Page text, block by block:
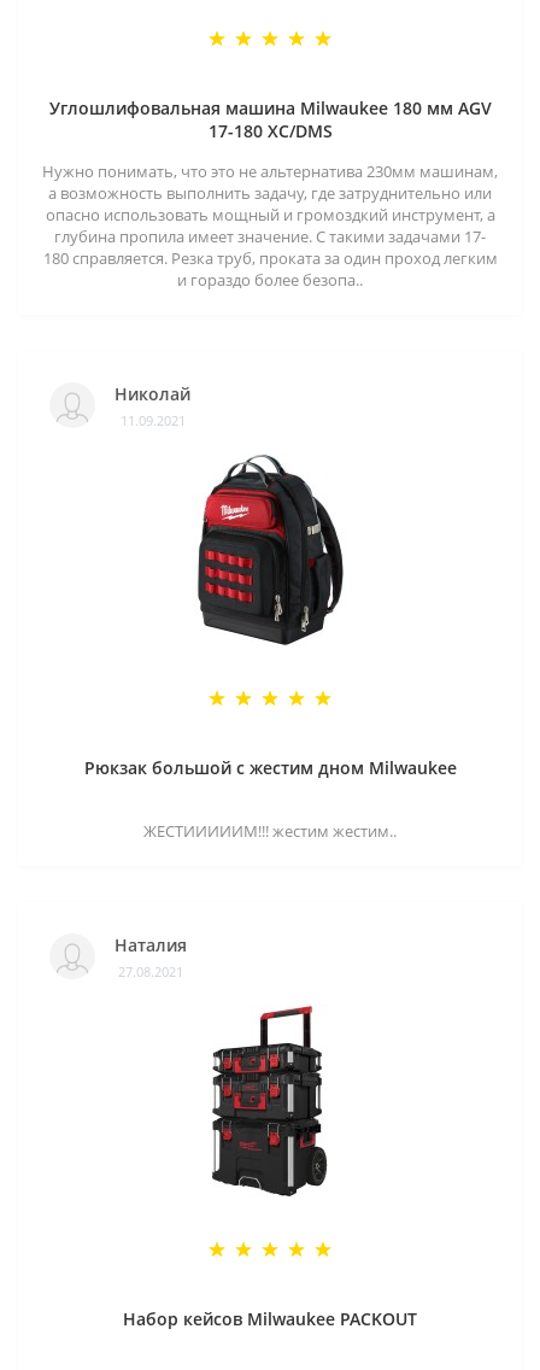
Углошлифовальная машина Milwaukee 180 мм AGV
17-180 XC/DMS
Нужно понимать, что это не альтернатива 230мм машинам,
а возможность выполнить задачу, где затруднительно или
опасно использовать мощный и громоздкий инструмент, а
глубина пропила имеет значение. С такими задачами 17-
180 справляется. Резка труб, проката за один проход легким
и гораздо более безопа..
Николай
11.09.2021
Рюкзак большой с жестим дном Milwaukee
ЖЕСТИИИИИМ!!! жестим жестим..
Наталия
27.08.2021
Набор кейсов Milwaukee PACKOUT